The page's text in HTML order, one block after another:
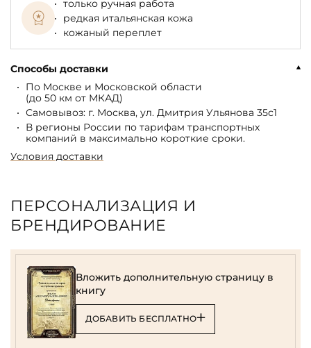
только ручная работа
редкая итальянская кожа
кожаный переплет
Способы доставки
По Москве и Московской области
(до 50 км от МКАД)
Самовывоз: г. Москва, ул. Дмитрия Ульянова 35с1
В регионы России по тарифам транспортных
компаний в максимально короткие сроки.
Условия доставки
ПЕРСОНАЛИЗАЦИЯ И
БРЕНДИРОВАНИЕ
Вложить дополнительную страницу в
книгу
ДОБАВИТЬ БЕСПЛАТНО